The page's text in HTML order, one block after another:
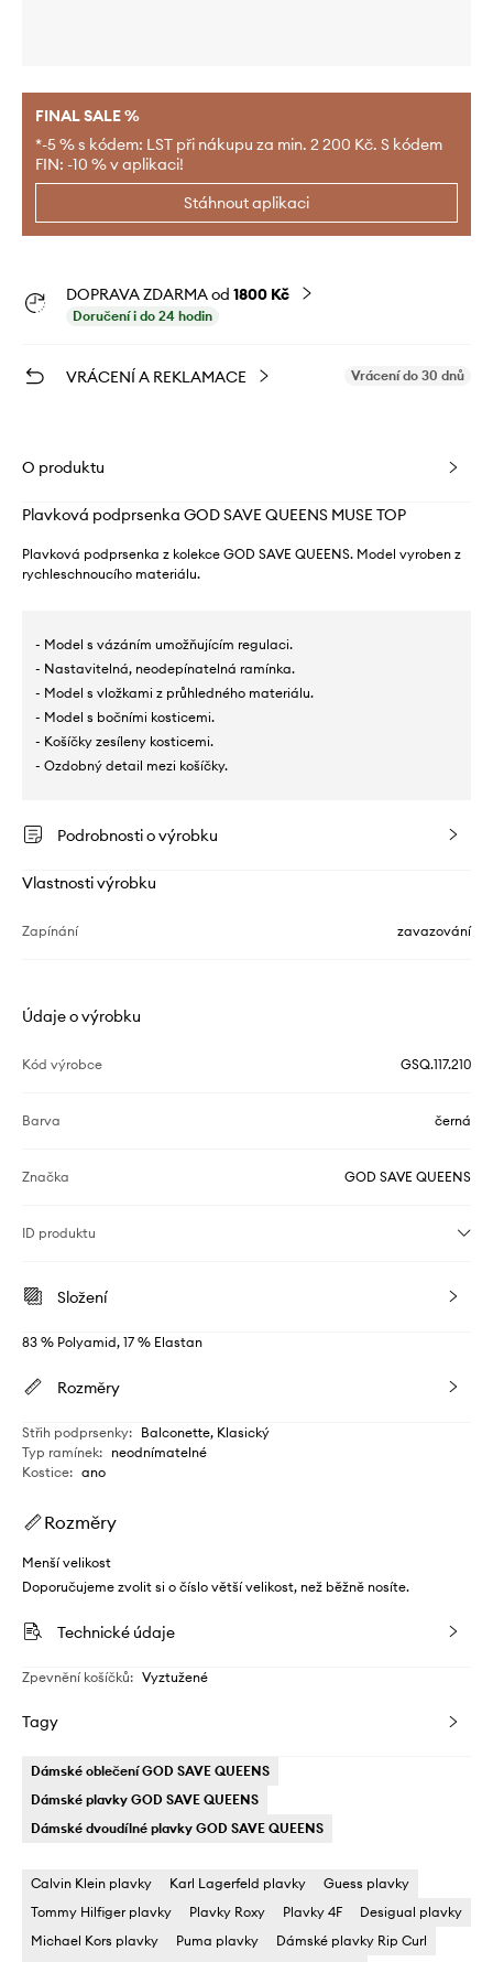
FINAL SALE %
*-5 % s kódem: LST při nákupu za min. 2 200 Kč. S kódem
FIN: -10 % v aplikaci!
Stáhnout aplikaci
DOPRAVA ZDARMA od 1800 Kč
Doručení i do 24 hodin
VRÁCENÍ A REKLAMACE Vrácení do 30 dnů
O produktu
Plavková podprsenka GOD SAVE QUEENS MUSE TOP
Plavková podprsenka z kolekce GOD SAVE QUEENS. Model vyroben z
rychleschnoucího materiálu.
- Model s vázáním umožňujícím regulaci.
- Nastavitelná, neodepínatelná ramínka.
- Model s vložkami z průhledného materiálu.
- Model s bočními kosticemi.
- Košíčky zesíleny kosticemi.
- Ozdobný detail mezi košíčky.
Podrobnosti o výrobku
Vlastnosti výrobku
Zapínání zavazování
Údaje o výrobku
Kód výrobce GSQ.117.210
Barva černá
Značka GOD SAVE QUEENS
ID produktu
Složení
83 % Polyamid, 17 % Elastan
Rozměry
Střih podprsenky: Balconette, Klasický
Typ ramínek: neodnímatelné
Kostice: ano
Rozměry
Menší velikost
Doporučujeme zvolit si o číslo větší velikost, než běžně nosíte.
Technické údaje
Zpevnění košíčků: Vyztužené
Tagy
Dámské oblečení GOD SAVE QUEENS
Dámské plavky GOD SAVE QUEENS
Dámské dvoudílné plavky GOD SAVE QUEENS
Calvin Klein plavky Karl Lagerfeld plavky
Guess plavky
Tommy Hilfiger plavky
Plavky Roxy Plavky 4F
Desigual plavky
Michael Kors plavky
Puma plavky
Dámské plavky Rip Curl